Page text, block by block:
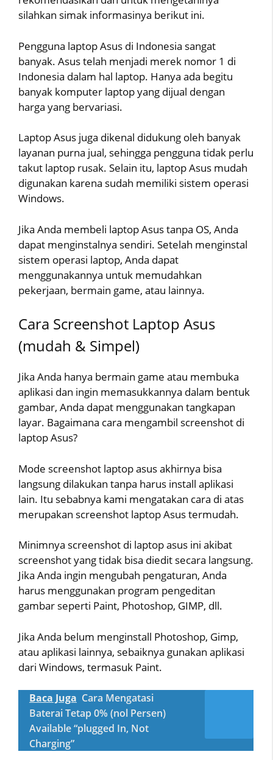
silahkan simak informasinya berikut ini.
Pengguna laptop Asus di Indonesia sangat
banyak. Asus telah menjadi merek nomor 1 di
Indonesia dalam hal laptop. Hanya ada begitu
banyak komputer laptop yang dijual dengan
harga yang bervariasi.
Laptop Asus juga dikenal didukung oleh banyak
layanan purna jual, sehingga pengguna tidak perlu
takut laptop rusak. Selain itu, laptop Asus mudah
digunakan karena sudah memiliki sistem operasi
Windows.
Jika Anda membeli laptop Asus tanpa OS, Anda
dapat menginstalnya sendiri. Setelah menginstal
sistem operasi laptop, Anda dapat
menggunakannya untuk memudahkan
pekerjaan, bermain game, atau lainnya.
Cara Screenshot Laptop Asus
(mudah & Simpel)
Jika Anda hanya bermain game atau membuka
aplikasi dan ingin memasukkannya dalam bentuk
gambar, Anda dapat menggunakan tangkapan
layar. Bagaimana cara mengambil screenshot di
laptop Asus?
Mode screenshot laptop asus akhirnya bisa
langsung dilakukan tanpa harus install aplikasi
lain. Itu sebabnya kami mengatakan cara di atas
merupakan screenshot laptop Asus termudah.
Minimnya screenshot di laptop asus ini akibat
screenshot yang tidak bisa diedit secara langsung.
Jika Anda ingin mengubah pengaturan, Anda
harus menggunakan program pengeditan
gambar seperti Paint, Photoshop, GIMP, dll.
Jika Anda belum menginstall Photoshop, Gimp,
atau aplikasi lainnya, sebaiknya gunakan aplikasi
dari Windows, termasuk Paint.
Baca Juga Cara Mengatasi
Baterai Tetap 0% (nol Persen)
Available “plugged In, Not
Charging”